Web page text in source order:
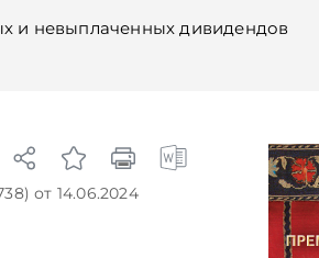
и невыплаченных дивидендов
от 14.06.2024